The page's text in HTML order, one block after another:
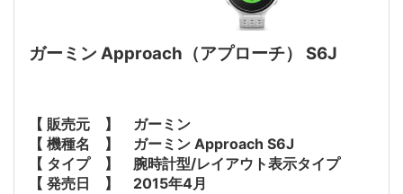
ガーミン Approach（アプローチ） S6J
【 販売元 】 ガーミン
【 機種名 】 ガーミン Approach S6J
【 タイプ 】 腕時計型/レイアウト表示タイプ
【 発売日 】 2015年4月